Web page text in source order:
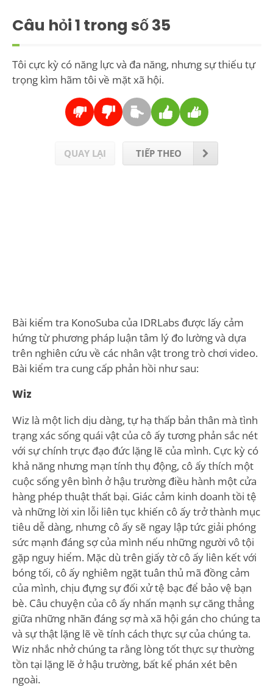
Câu hỏi1 trong số 35
Tôi cực kỳ có năng lực và đa năng, nhưng sự thiếu tự
trọng kìm hãm tôi về mặt xã hội.
QUAY LẠI TIẾP THEO
Bài kiểm tra KonoSuba của IDRLabs được lấy cảm
hứng từ phương pháp luận tâm lý đo lường và dựa
trên nghiên cứu về các nhân vật trong trò chơi video.
Bài kiểm tra cung cấp phản hồi như sau:
Wiz
Wiz là một lich dịu dàng, tự hạ thấp bản thân mà tình
trạng xác sống quái vật của cô ấy tương phản sắc nét
với sự chính trực đạo đức lặng lẽ của mình. Cực kỳ có
khả năng nhưng mạn tính thụ động, cô ấy thích một
cuộc sống yên bình ở hậu trường điều hành một cửa
hàng phép thuật thất bại. Giác cảm kinh doanh tồi tệ
và những lời xin lỗi liên tục khiến cô ấy trở thành mục
tiêu dễ dàng, nhưng cô ấy sẽ ngay lập tức giải phóng
sức mạnh đáng sợ của mình nếu những người vô tội
gặp nguy hiểm. Mặc dù trên giấy tờ cô ấy liên kết với
bóng tối, cô ấy nghiêm ngặt tuân thủ mã đồng cảm
của mình, chịu đựng sự đối xử tệ bạc để bảo vệ bạn
bè. Câu chuyện của cô ấy nhấn mạnh sự căng thẳng
giữa những nhãn đáng sợ mà xã hội gán cho chúng ta
và sự thật lặng lẽ về tính cách thực sự của chúng ta.
Wiz nhắc nhở chúng ta rằng lòng tốt thực sự thường
tồn tại lặng lẽ ở hậu trường, bất kể phán xét bên
ngoài.